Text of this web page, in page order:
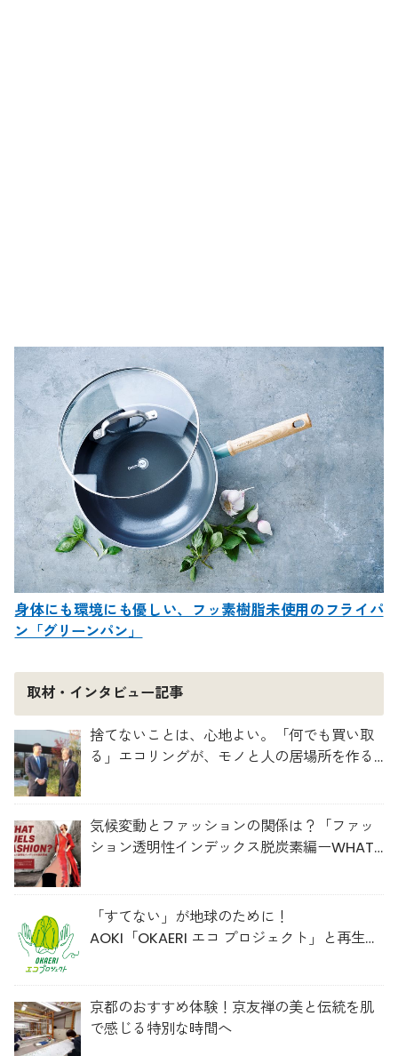
身体にも環境にも優しい、フッ素樹脂未使用のフライパ
ン「グリーンパン」
取材・インタビュー記事
捨てないことは、心地よい。「何でも買い取
る」エコリングが、モノと人の居場所を作る
気候変動とファッションの関係は？「ファッ
ション透明性インデックス脱炭素編ーWHAT
「すてない」が地球のために！
AOKI「OKAERI エコ プロジェクト」と再生ウ
京都のおすすめ体験！京友禅の美と伝統を肌
で感じる特別な時間へ